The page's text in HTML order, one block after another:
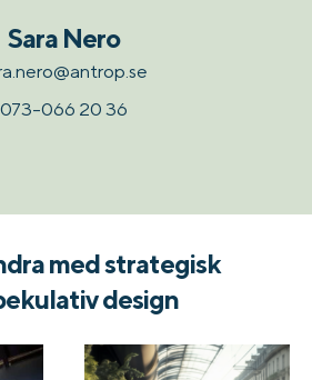
Sara Nero
073-066 20 36
med strategisk
design